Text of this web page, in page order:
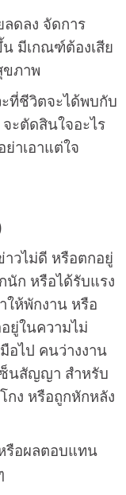
ดลง จัดการ
มีเกณฑ์ต้องเสีย
ขภาพ
ที่ชีวิตจะได้พบกับ
ะตัดสินใจอะไร
าเอาแต่ใจ
วไม่ดี หรือตกอยู่
นัก หรือได้รับแรง
ให้พักงาน หรือ
ยู่ในความไม่
ไป คนว่างงาน
ซ็นสัญญา สำหรับ
กง หรือถูกหักหลัง
รือผลตอบแทน